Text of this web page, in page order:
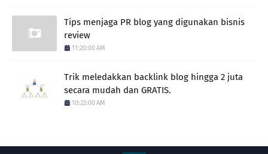
Tips menjaga PR blog yang digunakan bisnis
review
11:20:00 AM
Trik meledakkan backlink blog hingga 2 juta
secara mudah dan GRATIS.
10:22:00 AM